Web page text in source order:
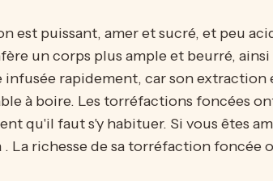
est puissant, amer et sucré, et peu
un corps plus ample et beurré,
rapidement, car son
à boire. Les torréfactions foncées
qu'il faut s'y habituer. Si vous êtes
. La richesse de sa torréfaction foncée